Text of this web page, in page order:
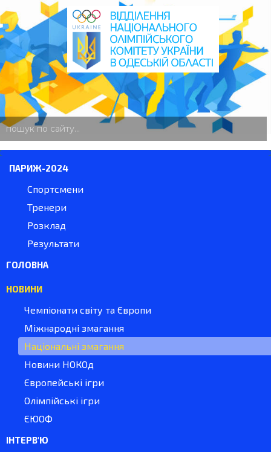
пошук
по
ПАРИЖ-2024
Спортсмени
Тренери
Розклад
Результати
ГОЛОВНА
НОВИНИ
Чемпіонати світу та Європи
Міжнародні змагання
Національні змагання
Новини НОКОд
Європейські ігри
Олімпійські ігри
ЄЮОФ
ІНТЕРВ'Ю